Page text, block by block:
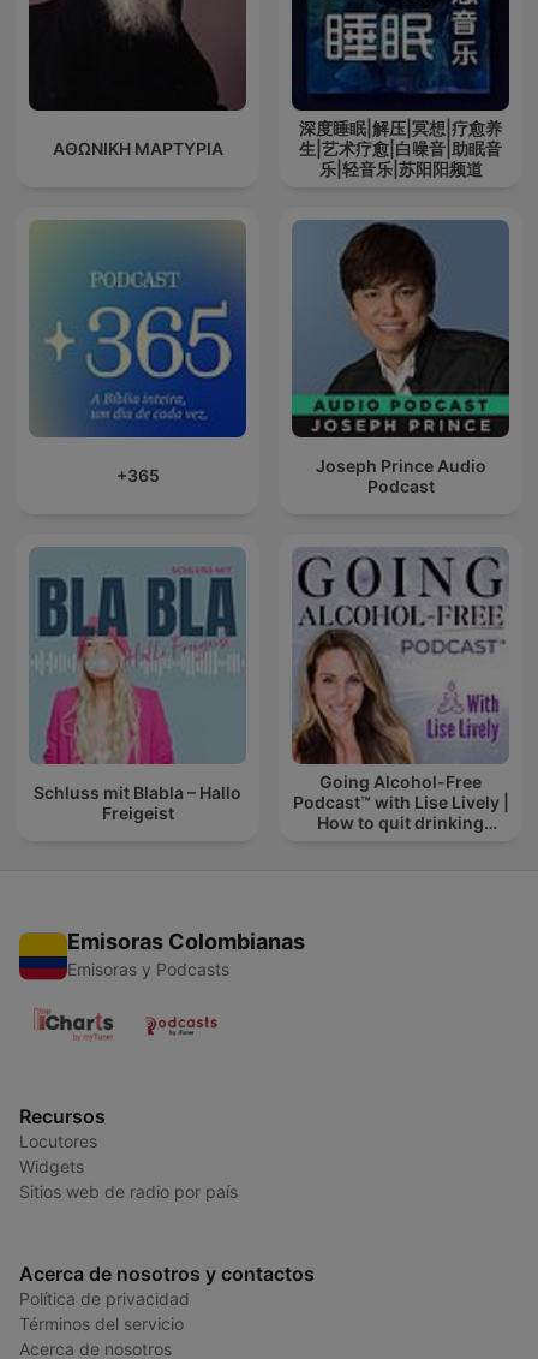
ΑΘΩΝΙΚΗ ΜΑΡΤΥΡΙΑ
深度睡眠|解压|冥想|疗愈养
生|艺术疗愈|白噪音|助眠音
乐|轻音乐|苏阳阳频道
+365
Joseph Prince Audio
Podcast
Schluss mit Blabla – Hallo
Freigeist
Going Alcohol-Free
Podcast™ with Lise Lively |
How to quit drinking
Emisoras Colombianas
Emisoras y Podcasts
Recursos
Locutores
Widgets
Sitios web de radio por país
Acerca de nosotros y contactos
Política de privacidad
Términos del servicio
Acerca de nosotros